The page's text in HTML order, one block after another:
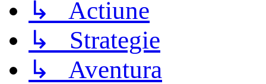
↳ Actiune
↳ Strategie
↳ Aventura